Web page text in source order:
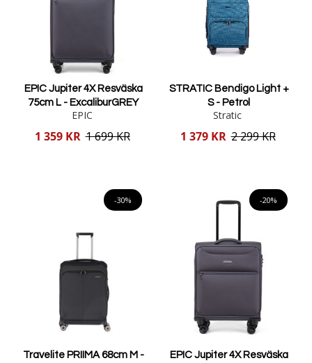
EPIC Jupiter 4X Resväska
75cm L - ExcaliburGREY
EPIC
Reducerat
1 359 KR 1 699 KR
STRATIC Bendigo Light +
S - Petrol
Stratic
Reducerat
1 379 KR 2 299 KR
-30%
Travelite PRIIMA 68cm M -
-20%
EPIC Jupiter 4X Resväska